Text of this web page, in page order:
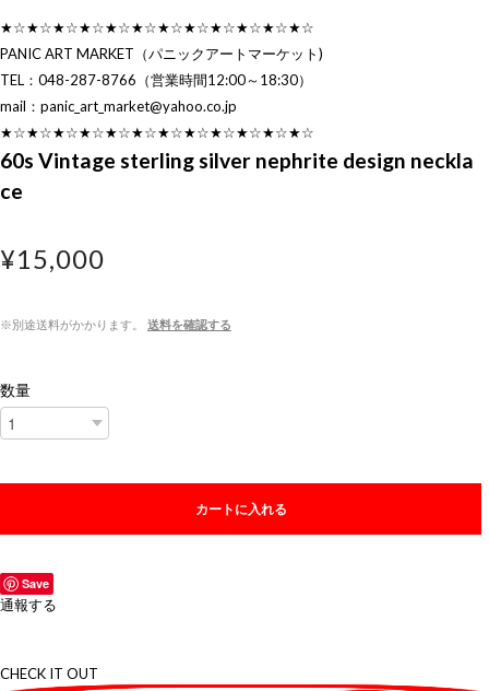
★☆★☆★☆★☆★☆★☆★☆★☆★☆★☆★☆★☆
PANIC ART MARKET（パニックアートマーケット)
TEL：048-287-8766（営業時間12:00～18:30）
mail： panic_art_market@yahoo.co.jp
★☆★☆★☆★☆★☆★☆★☆★☆★☆★☆★☆★☆
60s Vintage sterling silver nephrite design neckla
ce
¥15,000
※別途送料がかかります。 送料を確認する
数量
カートに入れる
Save
通報する
CHECK IT OUT